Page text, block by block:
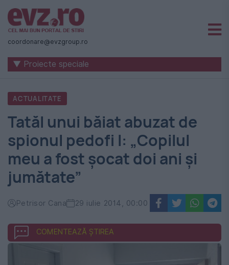
Știri
naționale
internaționale
România
Evenimentul
Zilei
coordonare@evzgroup.ro
▼ Proiecte speciale
ACTUALITATE
Tatăl unui băiat abuzat de
spionul pedofi l: „Copilul
meu a fost șocat doi ani și
jumătate”
Petrisor Cana 29 iulie 2014, 00:00
COMENTEAZĂ ȘTIREA